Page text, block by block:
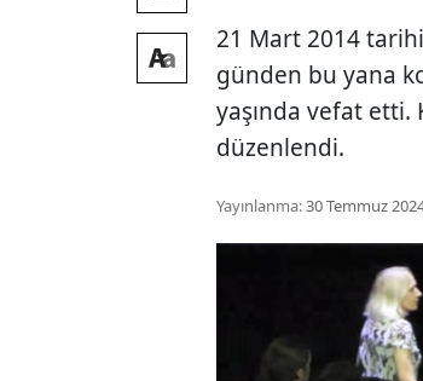
21 Mart 2014
günden bu yana
yaşında vefat
düzenlendi.
Yayınlanma:30 Temmuz